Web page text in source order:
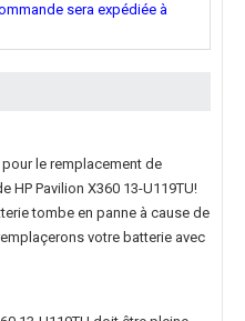
sera expédiée à
le remplacement de
HP Pavilion X360 13-U119TU!
tombe en panne à cause de
votre batterie avec